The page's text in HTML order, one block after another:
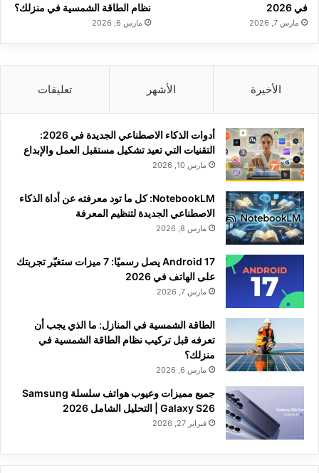
في 2026
مارس 7, 2026
نظام الطاقة الشمسية في منزلك؟
مارس 6, 2026
الأخيرة الأشهر تعليقات
أدوات الذكاء الاصطناعي الجديدة في 2026:
التقنيات التي تعيد تشكيل مستقبل العمل والإبداع
مارس 10, 2026
NotebookLM: كل ما تود معرفته عن أداة الذكاء
الاصطناعي الجديدة لتنظيم المعرفة
مارس 8, 2026
Android 17 يصل رسميًا: 7 ميزات ستغيّر تجربتك
على الهاتف في 2026
مارس 7, 2026
الطاقة الشمسية في المنازل: ما الذي يجب أن
تعرفه قبل تركيب نظام الطاقة الشمسية في
منزلك؟
مارس 6, 2026
جميع مميزات وعيوب هواتف سلسلة Samsung
Galaxy S26 | التحليل الشامل 2026
فبراير 27, 2026